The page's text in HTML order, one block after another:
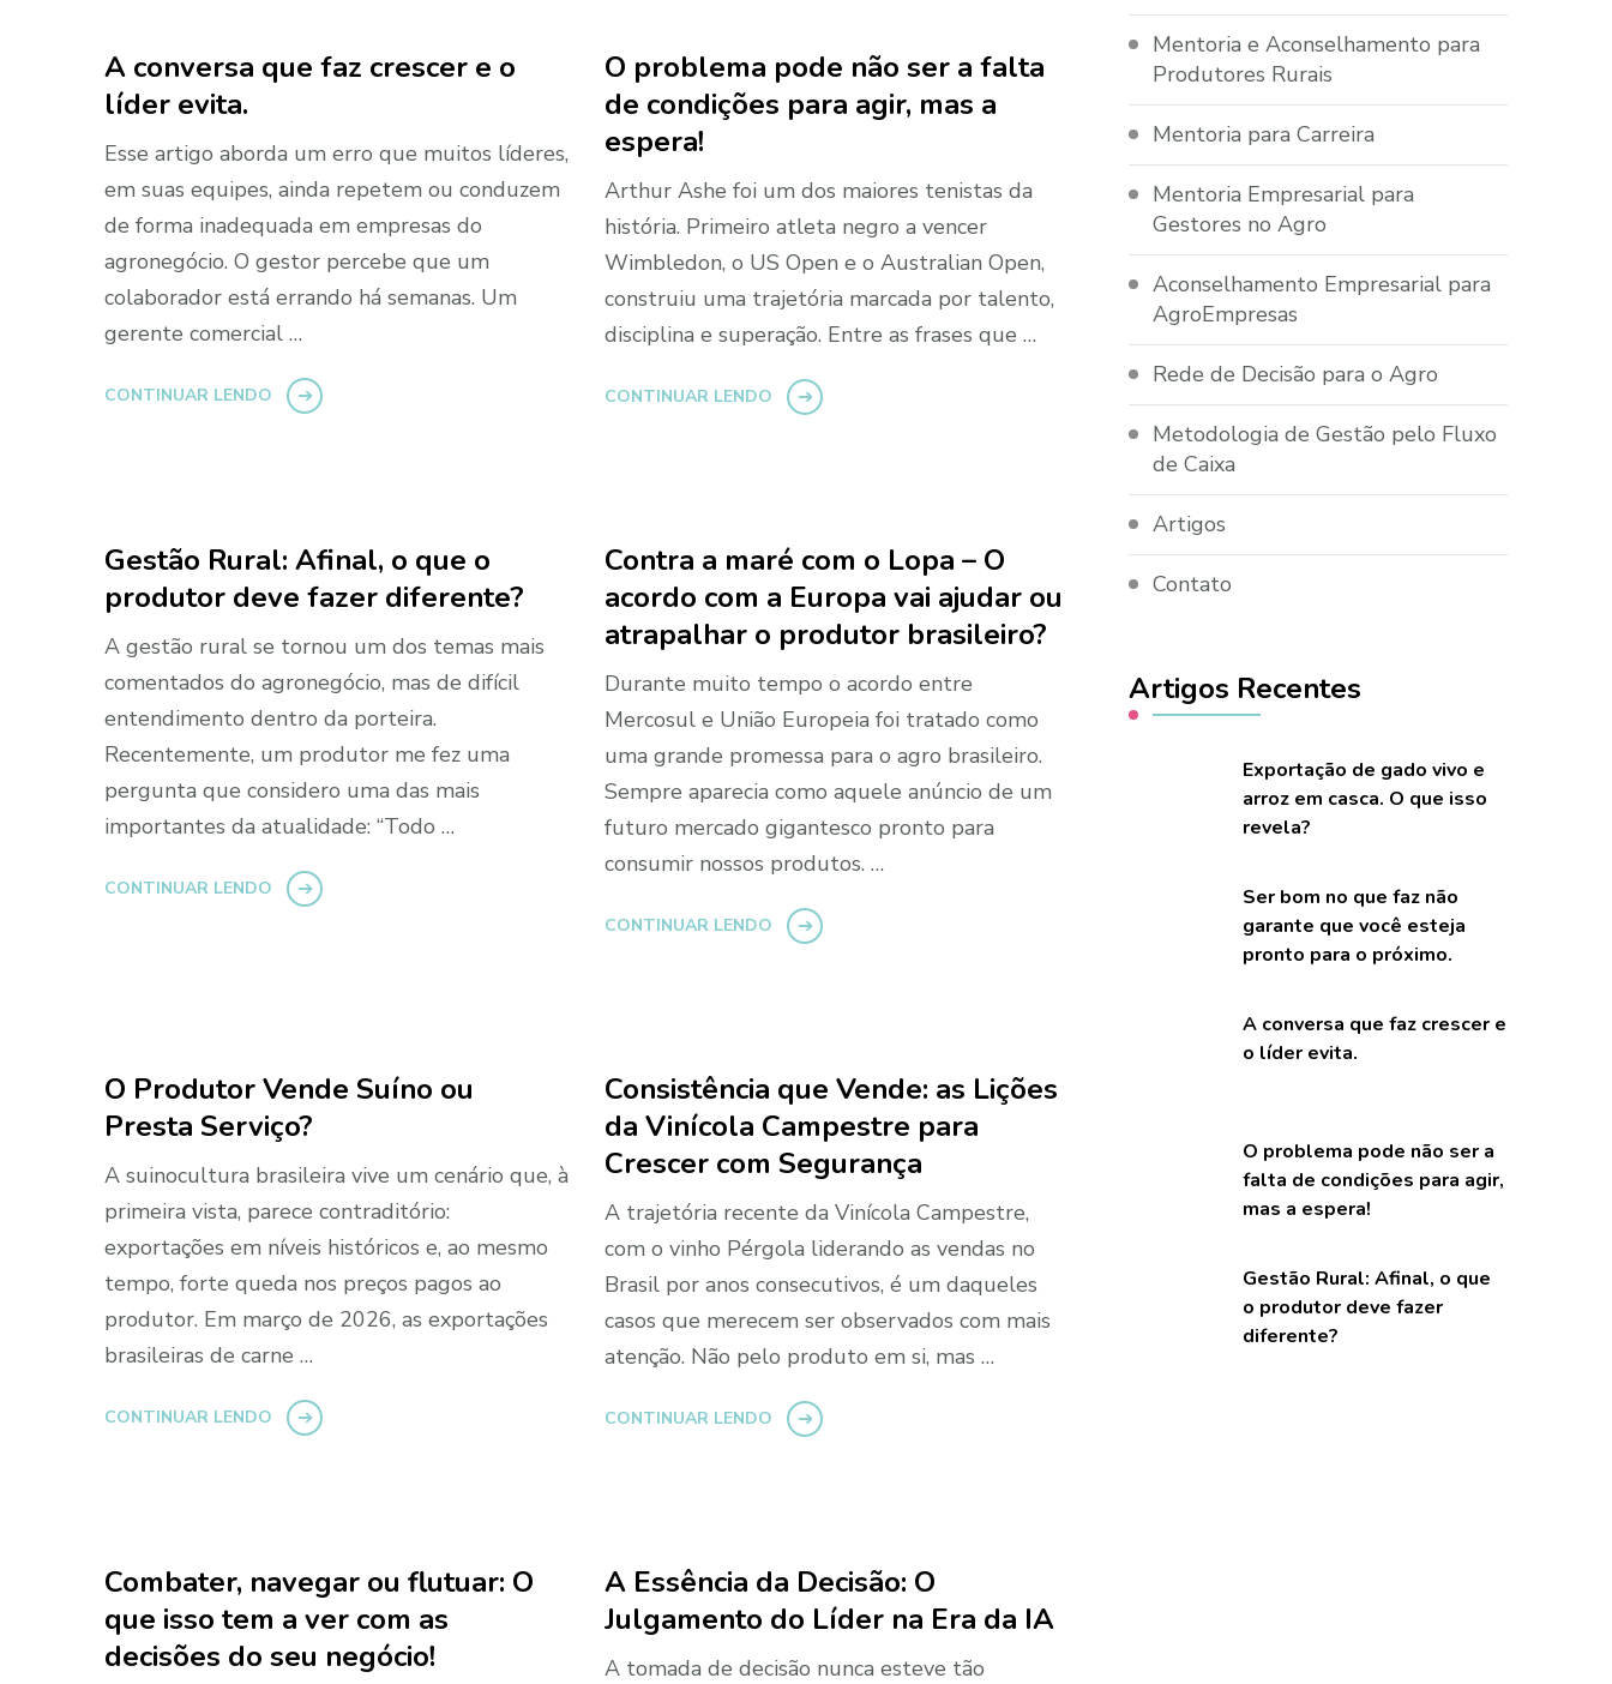
A conversa que faz crescer e o
líder evita.
Esse artigo aborda um erro que muitos líderes,
em suas equipes, ainda repetem ou conduzem
de forma inadequada em empresas do
agronegócio. O gestor percebe que um
colaborador está errando há semanas. Um
gerente comercial …
CONTINUAR LENDO
O problema pode não ser a falta
de condições para agir, mas a
espera!
Arthur Ashe foi um dos maiores tenistas da
história. Primeiro atleta negro a vencer
Wimbledon, o US Open e o Australian Open,
construiu uma trajetória marcada por talento,
disciplina e superação. Entre as frases que …
CONTINUAR LENDO
Gestão Rural: Afinal, o que o
produtor deve fazer diferente?
A gestão rural se tornou um dos temas mais
comentados do agronegócio, mas de difícil
entendimento dentro da porteira.
Recentemente, um produtor me fez uma
pergunta que considero uma das mais
importantes da atualidade: “Todo …
CONTINUAR LENDO
Contra a maré com o Lopa – O
acordo com a Europa vai ajudar ou
atrapalhar o produtor brasileiro?
Durante muito tempo o acordo entre
Mercosul e União Europeia foi tratado como
uma grande promessa para o agro brasileiro.
Sempre aparecia como aquele anúncio de um
futuro mercado gigantesco pronto para
consumir nossos produtos. …
CONTINUAR LENDO
O Produtor Vende Suíno ou
Presta Serviço?
A suinocultura brasileira vive um cenário que, à
primeira vista, parece contraditório:
exportações em níveis históricos e, ao mesmo
tempo, forte queda nos preços pagos ao
produtor. Em março de 2026, as exportações
brasileiras de carne …
CONTINUAR LENDO
Consistência que Vende: as Lições
da Vinícola Campestre para
Crescer com Segurança
A trajetória recente da Vinícola Campestre,
com o vinho Pérgola liderando as vendas no
Brasil por anos consecutivos, é um daqueles
casos que merecem ser observados com mais
atenção. Não pelo produto em si, mas …
CONTINUAR LENDO
Combater, navegar ou flutuar: O
que isso tem a ver com as
decisões do seu negócio!
A Essência da Decisão: O
Julgamento do Líder na Era da IA
A tomada de decisão nunca esteve tão
Mentoria e Aconselhamento para
Produtores Rurais
Mentoria para Carreira
Mentoria Empresarial para
Gestores no Agro
Aconselhamento Empresarial para
AgroEmpresas
Rede de Decisão para o Agro
Metodologia de Gestão pelo Fluxo
de Caixa
Artigos
Contato
Artigos Recentes
Exportação de gado vivo e
arroz em casca. O que isso
revela?
Ser bom no que faz não
garante que você esteja
pronto para o próximo.
A conversa que faz crescer e
o líder evita.
O problema pode não ser a
falta de condições para agir,
mas a espera!
Gestão Rural: Afinal, o que
o produtor deve fazer
diferente?